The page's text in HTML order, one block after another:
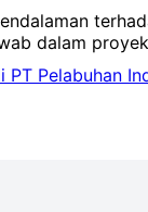
dalam
PT Pelabuhan